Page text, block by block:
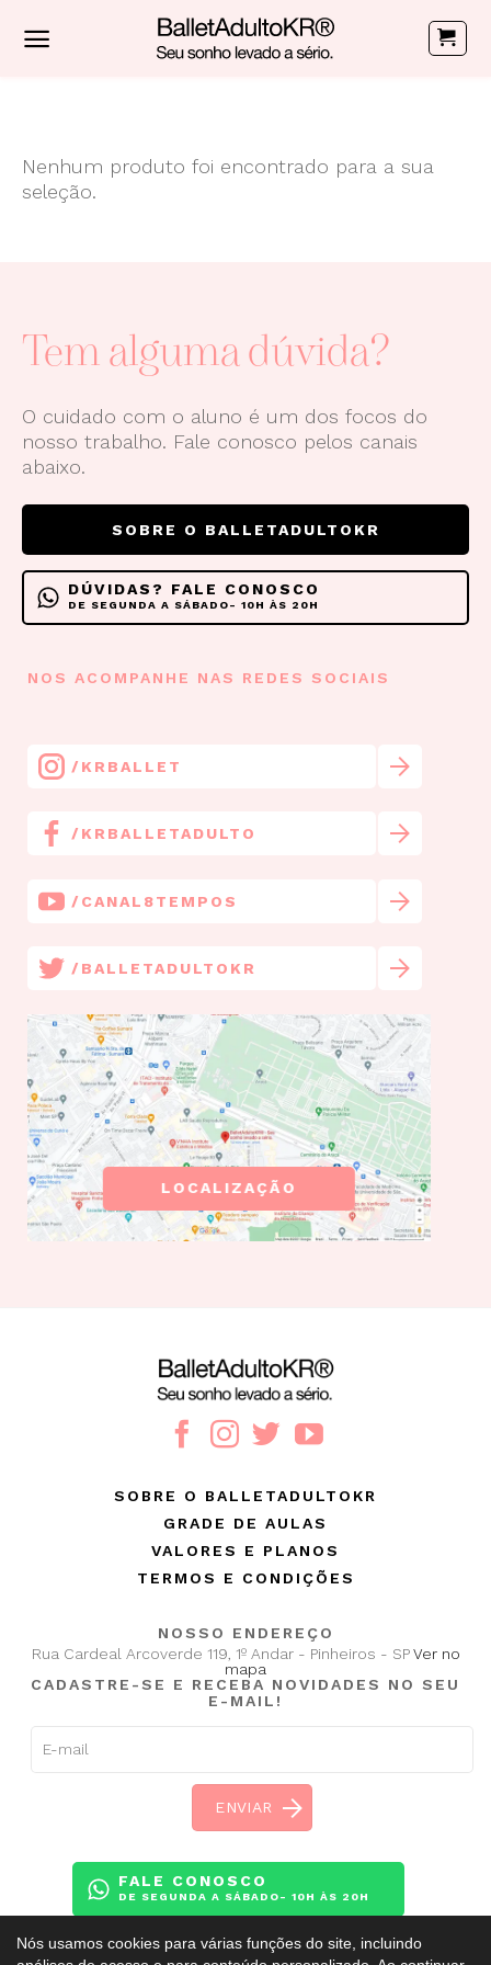
Nenhum produto foi encontrado para a sua
seleção.
Tem alguma dúvida?
O cuidado com o aluno é um dos focos do
nosso trabalho. Fale conosco pelos canais
abaixo.
SOBRE O BALLETADULTOKR
DÚVIDAS? FALE CONOSCO
DE SEGUNDA A SÁBADO- 10H ÀS 20H
NOS ACOMPANHE NAS REDES SOCIAIS
/KRBALLET
/KRBALLETADULTO
/CANAL8TEMPOS
/BALLETADULTOKR
LOCALIZAÇÃO
NOSSO ENDEREÇO
Rua Cardeal Arcoverde 119, 1º Andar - Pinheiros - SPVer no
mapa
CADASTRE-SE E RECEBA NOVIDADES NO SEU
E-MAIL!
FALE CONOSCO
DE SEGUNDA A SÁBADO- 10H ÀS 20H
SOBRE O BALLETADULTOKR
GRADE DE AULAS
VALORES E PLANOS
TERMOS E CONDIÇÕES
Nós usamos cookies para várias funções do site, incluindo